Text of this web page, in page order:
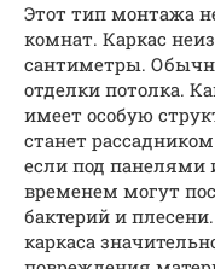
Этот тип монтажа
комнат. Каркас
сантиметры.
отделки потолка.
имеет особую
станет
если под панелями
временем могут
бактерий и
каркаса